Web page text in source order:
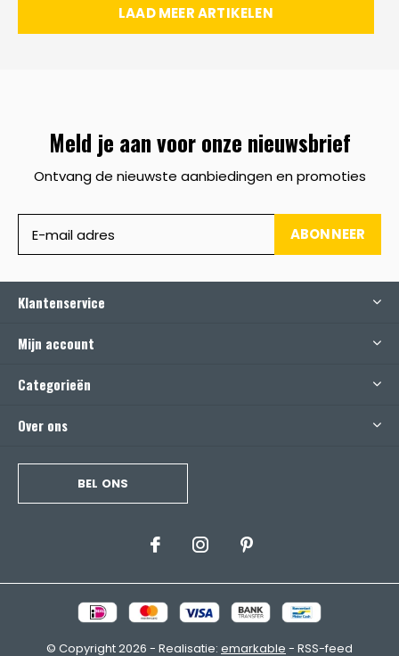
LAAD MEER ARTIKELEN
Meld je aan voor onze nieuwsbrief
Ontvang de nieuwste aanbiedingen en promoties
ABONNEER
Klantenservice
Mijn account
Categorieën
Over ons
BEL ONS
© Copyright2026 - Realisatie: emarkable - RSS-feed